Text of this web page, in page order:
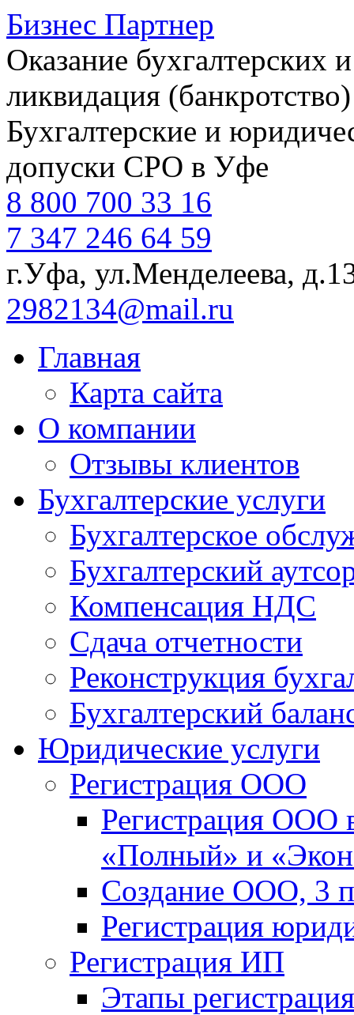
Бизнес Партнер
Оказание бухгалтерских
ликвидация
Бухгалтерские и
допуски СРО в Уфе
8 800 700 33 16
7 347 246 64 59
г.Уфа, ул.Менделеева,
2982134@mail.ru
Главная
Карта сайта
О компании
Отзывы клиентов
Бухгалтерские услуги
Бухгалтерское
Бухгалтерский
Компенсация НДС
Сдача отчетности
Реконструкция
Бухгалтерский
Юридические услуги
Регистрация ООО
Регистрация ООО
«Полный» и
Создание ООО, 3
Регистрация
Регистрация ИП
Этапы